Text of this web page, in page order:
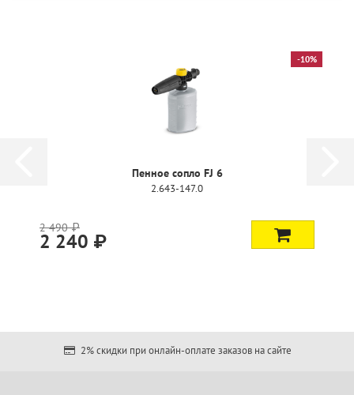
-10%
Пенное сопло FJ 6
2.643-147.0
2 490 ₽
2 240 ₽
2% скидки при онлайн-оплате заказов на сайте